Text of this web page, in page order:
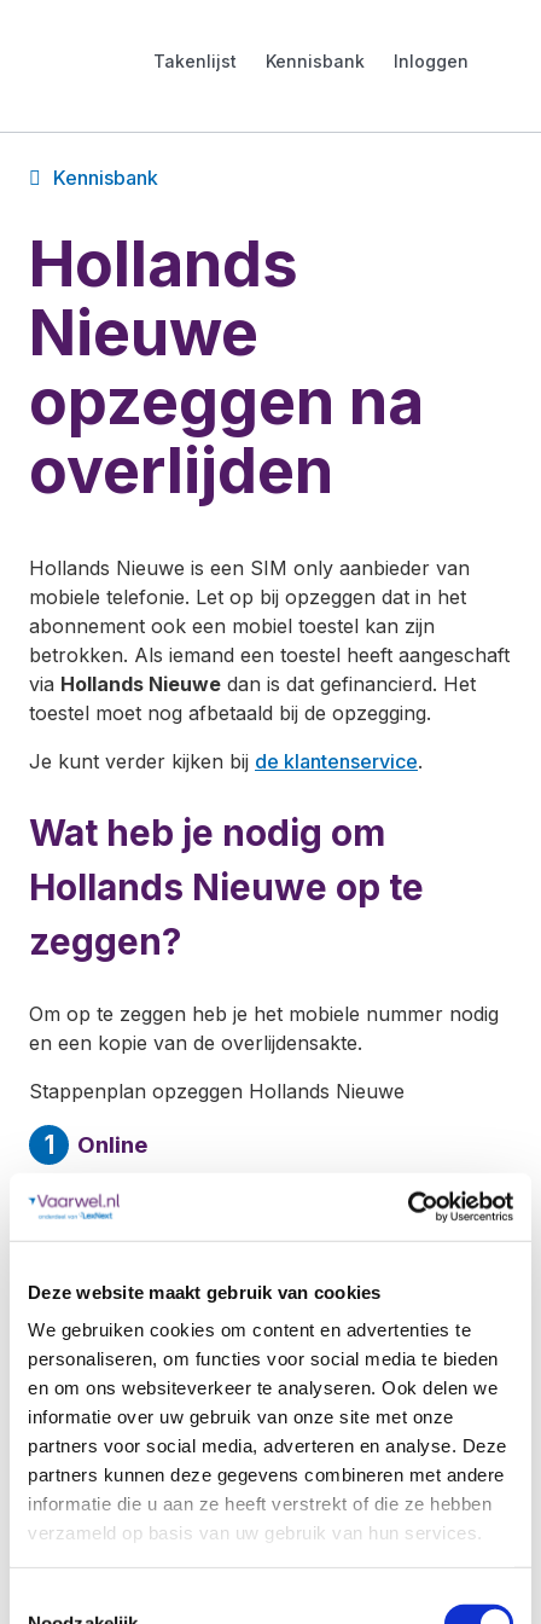
Deze website maakt gebruik van cookies
We gebruiken cookies om content en advertenties te
personaliseren, om functies voor social media te bieden
en om ons websiteverkeer te analyseren. Ook delen we
informatie over uw gebruik van onze site met onze
partners voor social media, adverteren en analyse. Deze
partners kunnen deze gegevens combineren met andere
informatie die u aan ze heeft verstrekt of die ze hebben
verzameld op basis van uw gebruik van hun services.
Takenlijst Kennisbank Inloggen
Kennisbank
Hollands
Nieuwe
opzeggen na
overlijden
Hollands Nieuwe is een SIM only aanbieder van
mobiele telefonie. Let op bij opzeggen dat in het
abonnement ook een mobiel toestel kan zijn
betrokken. Als iemand een toestel heeft aangeschaft
via Hollands Nieuwe dan is dat gefinancierd. Het
toestel moet nog afbetaald bij de opzegging.
Je kunt verder kijken bij de klantenservice.
Wat heb je nodig om
Hollands Nieuwe op te
zeggen?
Om op te zeggen heb je het mobiele nummer nodig
en een kopie van de overlijdensakte.
Stappenplan opzeggen Hollands Nieuwe
Online
Je kunt het Hollands Nieuwe abonnement
extreem eenvoudig opzeggen! Je hoeft alleen
nabestaanden@hollandsnieuwe.nl
Hoe lang duurt het?
Nadat je bovenstaande stap hebt voltooid is de
aanvraag ingediend. Het abonnement wordt
stopgezet op de datum dat zij de kopie van
overlijdensakte hebben ontvangen.
Terugzenden modem en dergelijke